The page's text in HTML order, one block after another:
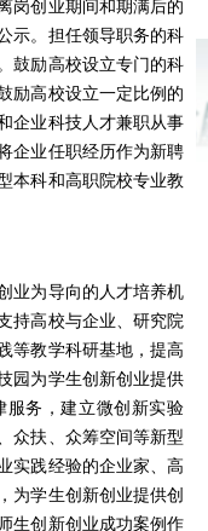
岗创业期间和期满后的
示。担任领导职务的科
鼓励高校设立专门的科
励高校设立一定比例的
企业科技人才兼职从事
企业任职经历作为新聘
本科和高职院校专业教
业为导向的人才培养机
持高校与企业、研究院
等教学科研基地，提高
园为学生创新创业提供
服务，建立微创新实验
众扶、众筹空间等新型
实践经验的企业家、高
为学生创新创业提供创
生创新创业成功案例作